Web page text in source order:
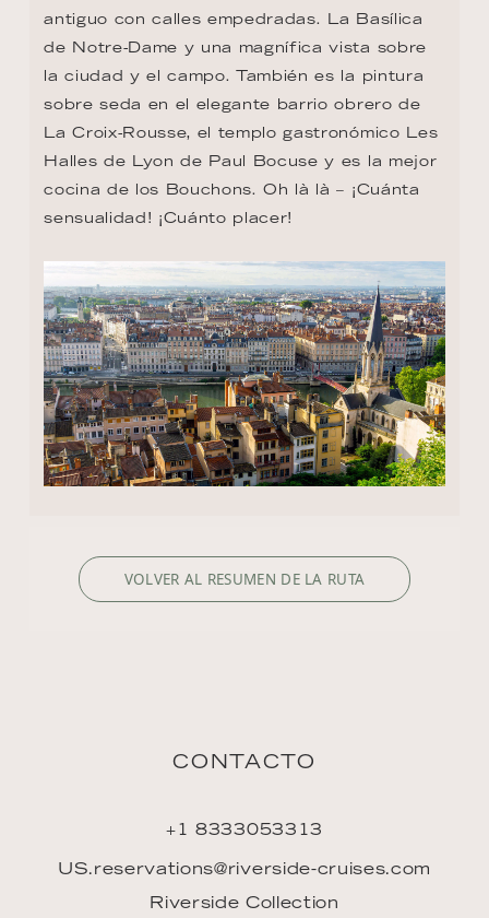
antiguo con calles empedradas. La Basílica
de Notre-Dame y una magnífica vista sobre
la ciudad y el campo. También es la pintura
sobre seda en el elegante barrio obrero de
La Croix-Rousse, el templo gastronómico Les
Halles de Lyon de Paul Bocuse y es la mejor
cocina de los Bouchons. Oh là là – ¡Cuánta
sensualidad! ¡Cuánto placer!
VOLVER AL RESUMEN DE LA RUTA
CONTACTO
+1 8333053313
US.reservations@riverside-cruises.com
Riverside Collection